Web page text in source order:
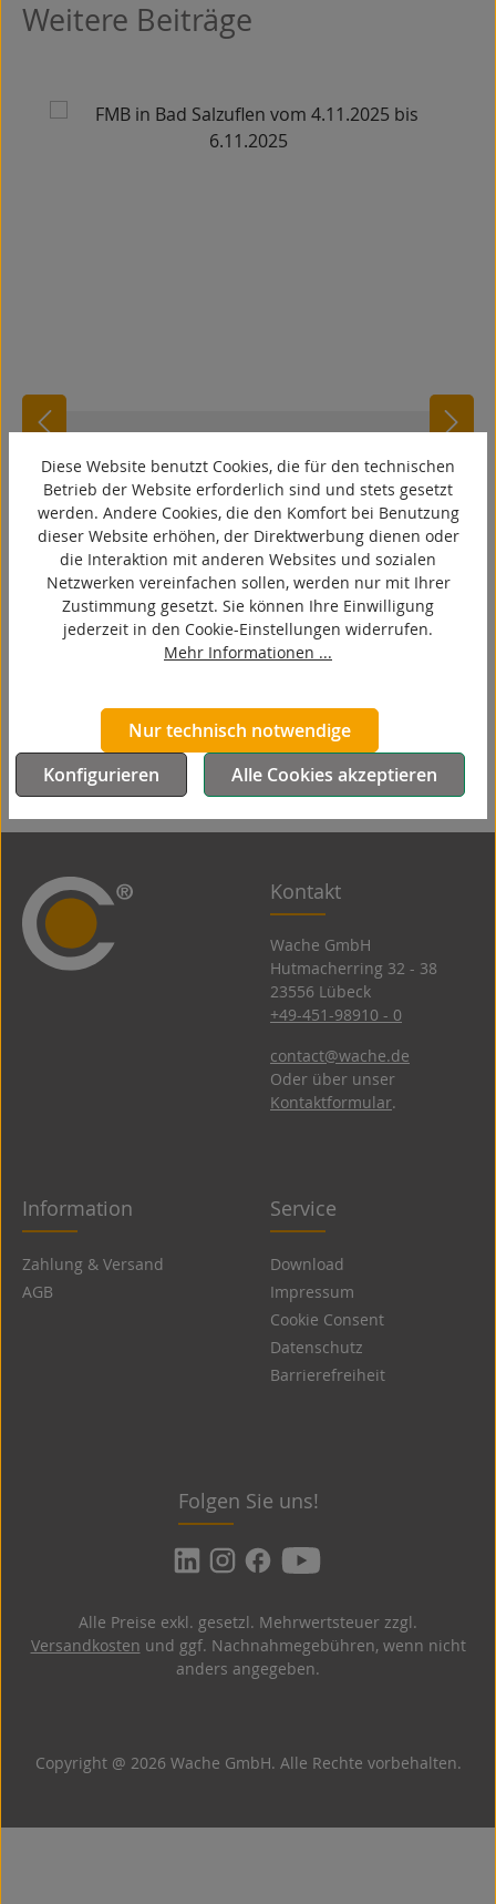
Weitere Beiträge
6.11.2025
Zum Schwerpunkt-Thema
Sondermaschinenbau stellen wir in
diesem Jahr auf der FMB in Bad Salzuflen
aus.
Weiterlesen
Kontakt
Wache GmbH
Hutmacherring 32 ­- 38
23556 Lübeck
+49-451-98910 - 0
contact@wache.de
Oder über unser
Kontaktformular.
Information
Zahlung & Versand
AGB
Service
Download
Impressum
Cookie Consent
Datenschutz
Barrierefreiheit
Folgen Sie uns!
Copyright @ 2026 Wache GmbH. Alle Rechte vorbehalten.
Alle Preise exkl. gesetzl. Mehrwertsteuer zzgl.
Versandkosten und ggf. Nachnahmegebühren, wenn nicht
anders angegeben.
Diese Website benutzt Cookies, die für den technischen
Betrieb der Website erforderlich sind und stets gesetzt
werden. Andere Cookies, die den Komfort bei Benutzung
dieser Website erhöhen, der Direktwerbung dienen oder
die Interaktion mit anderen Websites und sozialen
Netzwerken vereinfachen sollen, werden nur mit Ihrer
Zustimmung gesetzt. Sie können Ihre Einwilligung
jederzeit in den Cookie-Einstellungen widerrufen.
Mehr Informationen ...
Nur technisch notwendige
Konfigurieren
Alle Cookies akzeptieren